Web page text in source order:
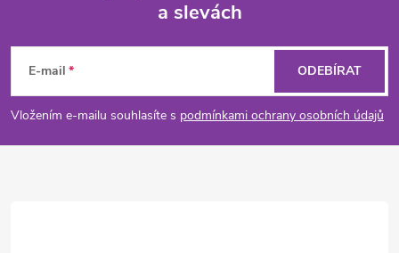
a
í
p
p
a
a slevách
E-mail
Vložením e-mailu souhlasíte s podmínkami ochrany osobních údajů
ODEBÍRAT